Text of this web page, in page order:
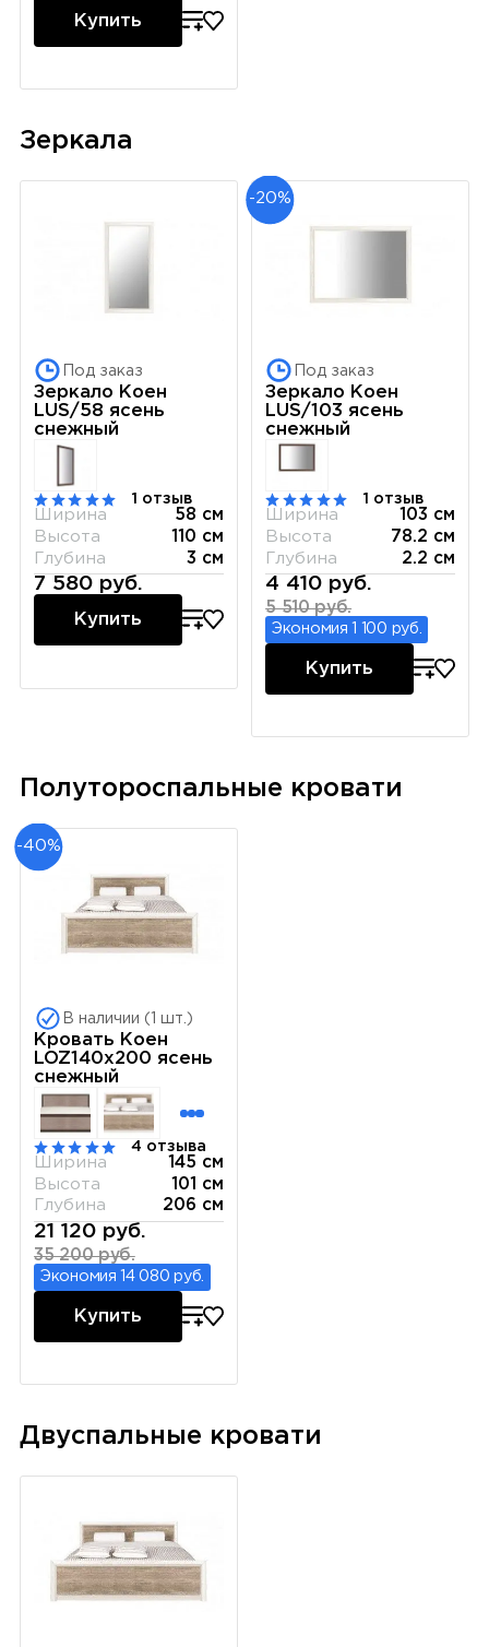
Купить
Зеркала
Под заказ
Зеркало Коен
LUS/58 ясень
снежный
1 отзыв
Ширина
58 см
Высота
110 см
Глубина
3 см
7 580 руб.
Купить
-20%
Под заказ
Зеркало Коен
LUS/103 ясень
снежный
1 отзыв
Ширина
103 см
Высота
78.2 см
Глубина
2.2 см
4 410 руб.
5 510 руб.
Экономия 1 100 руб.
Купить
Полутороспальные кровати
-40%
В наличии (1 шт.)
Кровать Коен
LOZ140x200 ясень
снежный
4 отзыва
Ширина
145 см
Высота
101 см
Глубина
206 см
21 120 руб.
35 200 руб.
Экономия 14 080 руб.
Купить
Двуспальные кровати